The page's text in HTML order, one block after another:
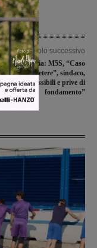
Articolo successivo
di Tegolaia: M5S, “Caso
e non ripetere”, sindaco,
inammissibili e prive di
fondamento”